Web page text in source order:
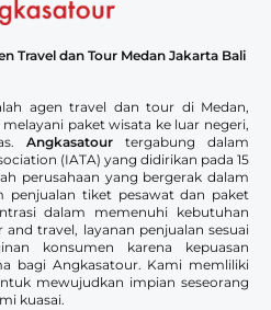
Travel dan Tour Medan Jakarta Bali
agen travel dan tour di Medan,
paket wisata ke luar negeri,
Angkasatourtergabung dalam
(IATA) yang didirikan pada 15
perusahaan yang bergerak dalam
penjualan tiket pesawat dan paket
dalam memenuhi kebutuhan
travel, layanan penjualan sesuai
konsumen karena kepuasan
bagi Angkasatour. Kami memliliki
mewujudkan impian seseorang
kuasai.